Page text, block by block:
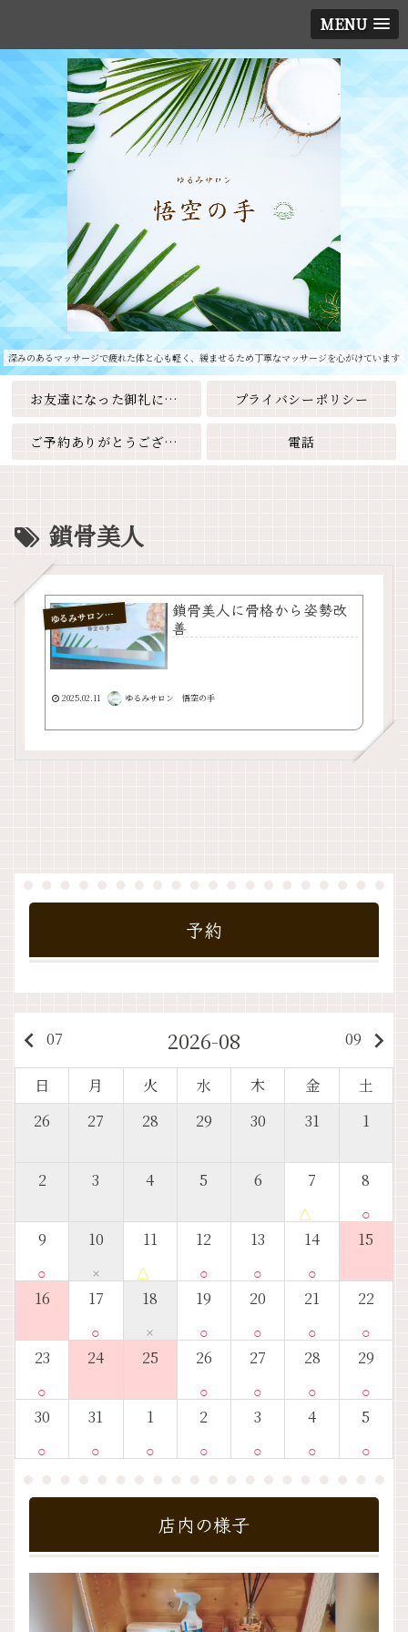
MENU
深みのあるマッサージで疲れた体と心も軽く、緩ませるため丁寧なマッサージを心がけています
お友達になった御礼に素敵なクーポンをプレゼント🎁 プライバシーポリシー
ご予約ありがとうございます 電話
鎖骨美人
ゆるみサロン 悟空の手
鎖骨美人に骨格から姿勢改
善
2025.02.11 ゆるみサロン 悟空の手
予約
keyboard_arrow_left 07 2026-08 09 keyboard_arrow_right
日 月 火 水 木 金
土
26
27 28 29 30 31 1
2 3 4 5 6 7
△
8
○
9
○
10
×
11
△
12
○
13
○
14
○
15
16 17
○
18
×
19
○
20
○
21
○
22
○
23
○
24 25 26
○
27
○
28
○
29
○
30
○
31
○
1
○
2
○
3
○
4
○
5
○
店内の様子